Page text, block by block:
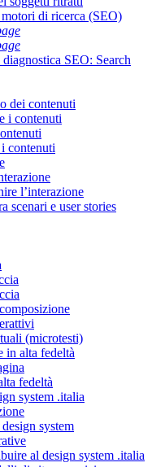
di ricerca (SEO)
SEO: Search
dei contenuti
i contenuti
contenuti
l’interazione
scenari e user stories
(microtesti)
in alta fedeltà
fedeltà
system .italia
system
al design system .italia